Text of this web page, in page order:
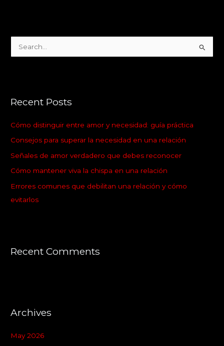
c
f
o
r
:
Recent Posts
Cómo distinguir entre amor y necesidad: guía práctica
Consejos para superar la necesidad en una relación
Señales de amor verdadero que debes reconocer
Cómo mantener viva la chispa en una relación
Errores comunes que debilitan una relación y cómo
evitarlos
Recent Comments
Archives
May 2026